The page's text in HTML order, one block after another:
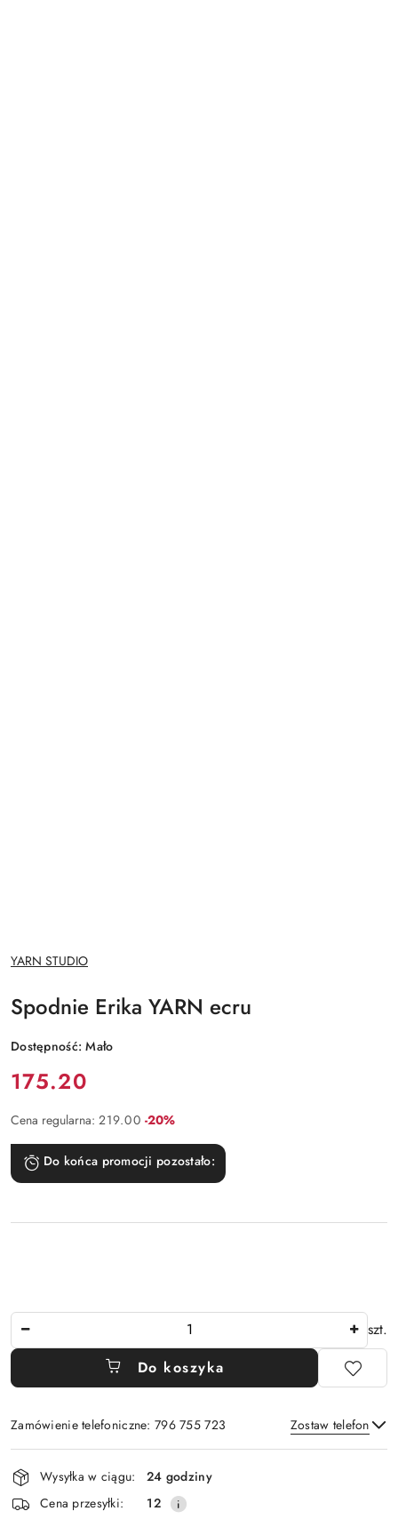
NAZWA
PRODUCENTA:
YARN STUDIO
Spodnie Erika YARN ecru
Dostępność:Mało
Cena:
175.20
Cena regularna: 219.00 Rabat:
-20%
Do końca promocji pozostało:
szt.
Do koszyka
Zamówienie telefoniczne: 796 755 723 Zostaw telefon
Wyślij
Dostępność
i
dostawa
Wysyłka w ciągu:
24 godziny
Cena przesyłki:
12